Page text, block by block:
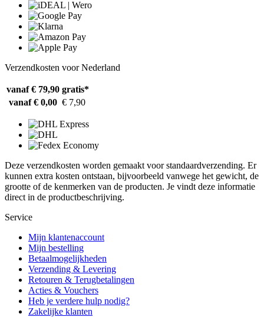
Verzendkosten voor Nederland
vanaf € 79,90 gratis*
vanaf € 0,00 € 7,90
Deze verzendkosten worden gemaakt voor standaardverzending. Er
kunnen extra kosten ontstaan, bijvoorbeeld vanwege het gewicht, de
grootte of de kenmerken van de producten. Je vindt deze informatie
direct in de productbeschrijving.
Service
Mijn klantenaccount
Mijn bestelling
Betaalmogelijkheden
Verzending & Levering
Retouren & Terugbetalingen
Acties & Vouchers
Heb je verdere hulp nodig?
Zakelijke klanten